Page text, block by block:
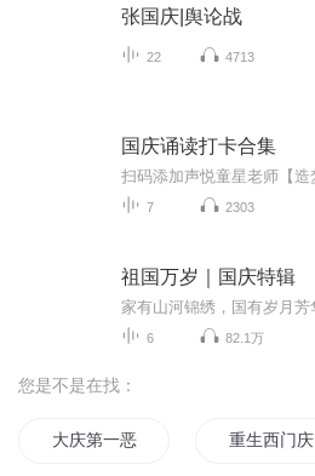
张国庆|舆论战
22 4713
国庆诵读打卡合集
7 2303
祖国万岁｜国庆特辑
6 82.1万
您是不是在找：
大庆第一恶 重生西门庆